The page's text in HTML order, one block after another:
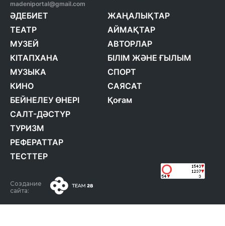
madeniportal@gmail.com
ӘДЕБИЕТ
ТЕАТР
МУЗЕЙ
КІТАПХАНА
МУЗЫКА
КИНО
БЕЙНЕЛЕУ ӨНЕРІ
САЛТ-ДӘСТҮР
ТУРИЗМ
РЕФЕРАТТАР
ТЕСТТЕР
ЖАҢАЛЫҚТАР
АЙМАҚТАР
АВТОРЛАР
БІЛІМ ЖӘНЕ ҒЫЛЫМ
СПОРТ
САЯСАТ
Қоғам
Создание
сайта: